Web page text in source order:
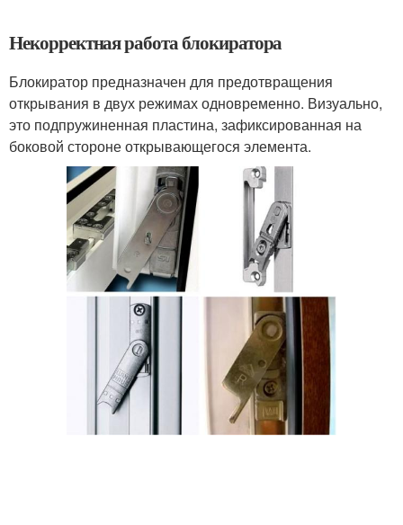
Некорректная работа блокиратора
Блокиратор предназначен для предотвращения
открывания в двух режимах одновременно. Визуально,
это подпружиненная пластина, зафиксированная на
боковой стороне открывающегося элемента.